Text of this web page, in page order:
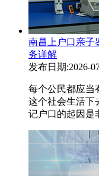
南昌上户口亲子
务详解
发布日期:2026-
每个公民都应当
这个社会生活下
记户口的起因是